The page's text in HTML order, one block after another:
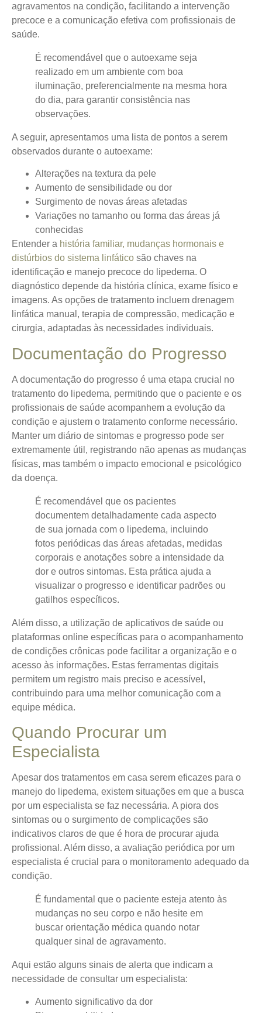
agravamentos na condição, facilitando a intervenção
precoce e a comunicação efetiva com profissionais de
saúde.
É recomendável que o autoexame seja
realizado em um ambiente com boa
iluminação, preferencialmente na mesma hora
do dia, para garantir consistência nas
observações.
A seguir, apresentamos uma lista de pontos a serem
observados durante o autoexame:
Alterações na textura da pele
Aumento de sensibilidade ou dor
Surgimento de novas áreas afetadas
Variações no tamanho ou forma das áreas já
conhecidas
Entender a história familiar, mudanças hormonais e
distúrbios do sistema linfático são chaves na
identificação e manejo precoce do lipedema. O
diagnóstico depende da história clínica, exame físico e
imagens. As opções de tratamento incluem drenagem
linfática manual, terapia de compressão, medicação e
cirurgia, adaptadas às necessidades individuais.
Documentação do Progresso
A documentação do progresso é uma etapa crucial no
tratamento do lipedema, permitindo que o paciente e os
profissionais de saúde acompanhem a evolução da
condição e ajustem o tratamento conforme necessário.
Manter um diário de sintomas e progresso pode ser
extremamente útil, registrando não apenas as mudanças
físicas, mas também o impacto emocional e psicológico
da doença.
É recomendável que os pacientes
documentem detalhadamente cada aspecto
de sua jornada com o lipedema, incluindo
fotos periódicas das áreas afetadas, medidas
corporais e anotações sobre a intensidade da
dor e outros sintomas. Esta prática ajuda a
visualizar o progresso e identificar padrões ou
gatilhos específicos.
Além disso, a utilização de aplicativos de saúde ou
plataformas online específicas para o acompanhamento
de condições crônicas pode facilitar a organização e o
acesso às informações. Estas ferramentas digitais
permitem um registro mais preciso e acessível,
contribuindo para uma melhor comunicação com a
equipe médica.
Quando Procurar um
Especialista
Apesar dos tratamentos em casa serem eficazes para o
manejo do lipedema, existem situações em que a busca
por um especialista se faz necessária. A piora dos
sintomas ou o surgimento de complicações são
indicativos claros de que é hora de procurar ajuda
profissional. Além disso, a avaliação periódica por um
especialista é crucial para o monitoramento adequado da
condição.
É fundamental que o paciente esteja atento às
mudanças no seu corpo e não hesite em
buscar orientação médica quando notar
qualquer sinal de agravamento.
Aqui estão alguns sinais de alerta que indicam a
necessidade de consultar um especialista:
Aumento significativo da dor